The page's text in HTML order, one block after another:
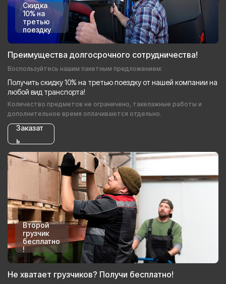
Скидка
10% на
третью
поездку
Преимущества долгосрочного сотрудничества!
Воспользуйтесь нашим пакетным предложением:
Получить скидку 10% на третью поездку от нашей компании на
любой вид транспорта!
Количество предметов не ограничено, такелажные работы и
дополнительное время оплачиваются отдельно.
Заказат
ь
Второй
грузчик
бесплатно
!
Не хватает грузчиков? Получи бесплатно!